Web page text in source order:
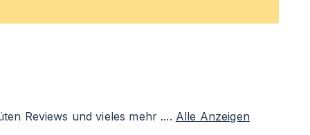
Reviews und vieles mehr .... Alle Anzeigen